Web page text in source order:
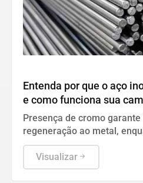
Entenda por que o aço
e como funciona sua
Presença de cromo
regeneração ao metal,
alumínio e cobre sofrem
Visualizar